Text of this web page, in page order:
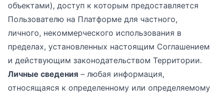
объектами), доступ к которым предоставляется
Пользователю на Платформе для частного,
личного, некоммерческого использования в
пределах, установленных настоящим Соглашением
и действующим законодательством Территории.
Личные сведения – любая информация,
относящаяся к определенному или определяемому